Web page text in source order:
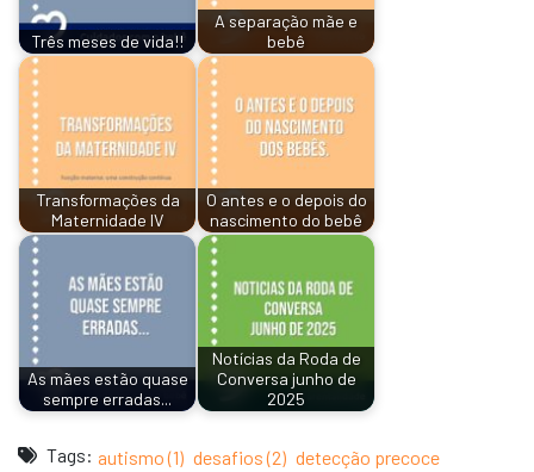
Três meses de vida!!
A separação mãe e
bebê
Transformações da
Maternidade IV
O antes e o depois do
nascimento do bebê
As mães estão quase
sempre erradas...
Notícias da Roda de
Conversa junho de
2025
Tags: autismo (1) desafios (2) detecção precoce